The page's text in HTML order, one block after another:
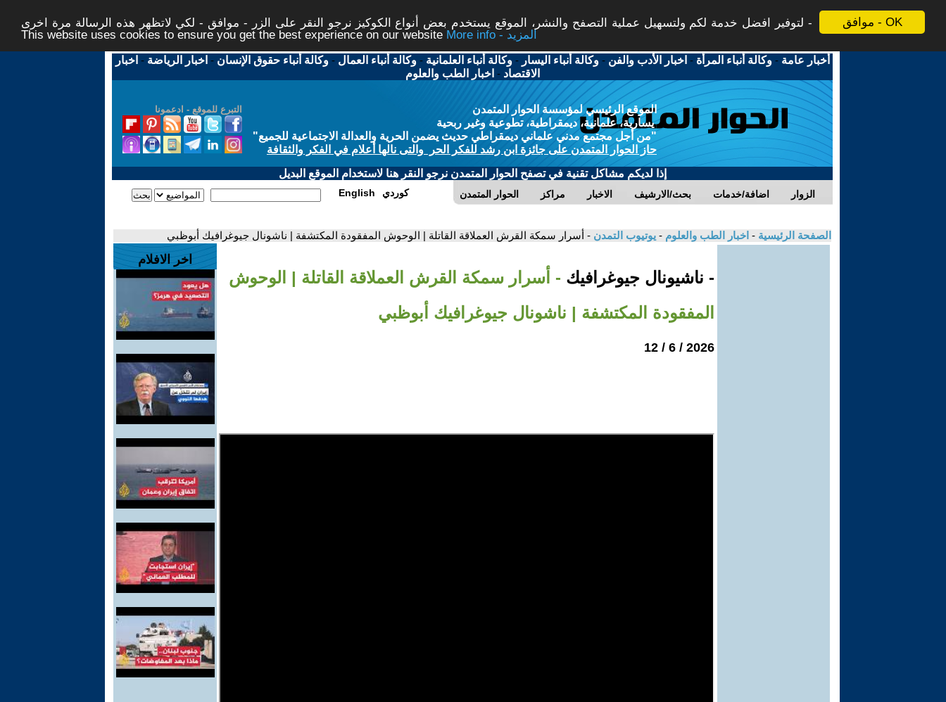
موافق - OK
لتوفير افضل خدمة لكم ولتسهيل عملية التصفح والنشر، الموقع يستخدم بعض أنواع الكوكيز نرجو النقر على الزر - موافق - لكي لاتظهر هذه الرسالة مرة اخرى -
This website uses cookies to ensure you get the best experience on our website
More info - المزيد
أخبار عامة -وكالة أنباء المرأة - اخبار الأدب والفن -وكالة أنباء اليسار -وكالة أنباء العلمانية -وكالة أنباء العمال -وكالة أنباء حقوق الإنسان - اخبار الرياضة - اخبار
الاقتصاد - اخبار الطب والعلوم
التبرع للموقع - ادعمونا
الموقع الرئيسي لمؤسسة الحوار المتمدن
يسارية، علمانية، ديمقراطية، تطوعية وغير ربحية
"من أجل مجتمع مدني علماني ديمقراطي حديث يضمن الحرية والعدالة الاجتماعية للجميع"
حاز الحوار المتمدن على جائزة ابن رشد للفكر الحر والتى نالها أعلام في الفكر والثقافة
إذا لديكم مشاكل تقنية في تصفح الحوار المتمدن نرجو النقر هنا لاستخدام الموقع البديل
الحوار المتمدن مراكز الاخبار بحث/الارشيف اضافة/خدمات الزوار English كوردي
الصفحة الرئيسية - اخبار الطب والعلوم - يوتيوب التمدن - أسرار سمكة القرش العملاقة القاتلة | الوحوش المفقودة المكتشفة | ناشونال جيوغرافيك أبوظبي
- ناشيونال جيوغرافيك - أسرار سمكة القرش العملاقة القاتلة | الوحوش
المفقودة المكتشفة | ناشونال جيوغرافيك أبوظبي
2026 / 6 / 12
اخر الافلام